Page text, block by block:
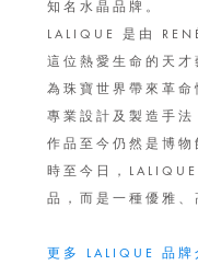
知名水晶品牌。
LALIQUE 是由
這位熱愛生命的天
為珠寶世界帶來革命
專業設計及製造手
作品至今仍然是博物
時至今日，
品，而是一種優雅、
更多 LALIQUE 品牌